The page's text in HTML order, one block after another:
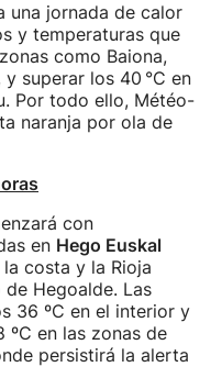
una jornada de calor
y temperaturas que
como Baiona,
superar los 40 °C en
Por todo ello, Météo-
naranja por ola de
con
en Hego Euskal
costa y la Rioja
de Hegoalde. Las
36 ºC en el interior y
ºC en las zonas de
persistirá la alerta